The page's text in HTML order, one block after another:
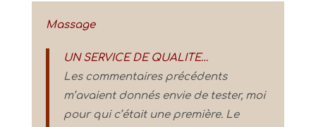
Massage
UN SERVICE DE QUALITE…
Les commentaires précédents
m’avaient donnés envie de tester, moi
pour qui c’était une première. Le